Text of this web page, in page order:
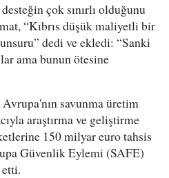
çok sınırlı olduğunu
“Kıbrıs düşük maliyetli bir
dedi ve ekledi: “Sanki
ama bunun ötesine
savunma üretim
araştırma ve geliştirme
150 milyar euro tahsis
Güvenlik Eylemi (SAFE)